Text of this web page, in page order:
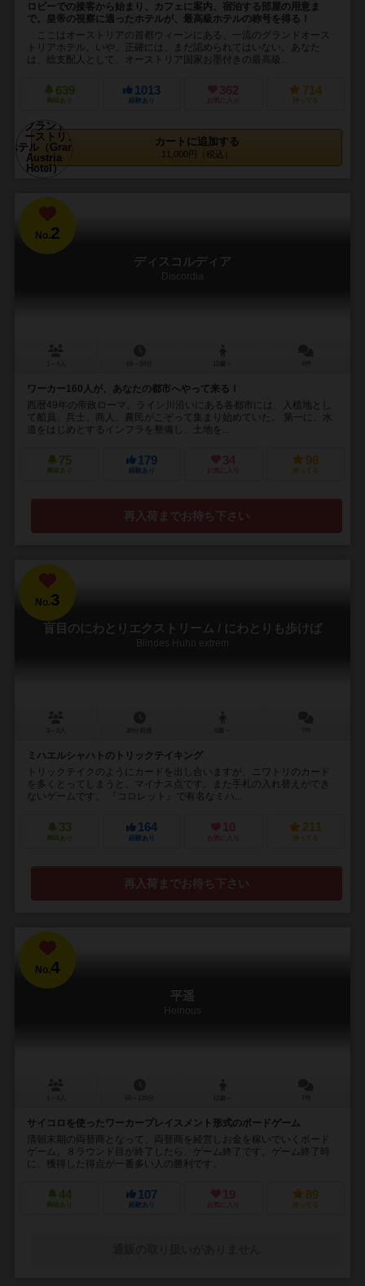
ロビーでの接客から始まり、カフェに案内、宿泊する部屋の用意ま
で。皇帝の視察に適ったホテルが、最高級ホテルの称号を得る！
ここはオーストリアの首都ウィーンにある、一流のグランドオース
トリアホテル。いや、正確には、まだ認められてはいない。あなた
は、総支配人として、オーストリア国家お墨付きの最高級...
639
興味あり
1013
経験あり
362
お気に入り
714
持ってる
カートに追加する
11,000円（税込）
No.2
ディスコルディア
Discordia
ワーカー160人が、あなたの都市へやって来る！
西暦49年の帝政ローマ。ライン川沿いにある各都市には、入植地とし
て船員、兵士、商人、農民がこぞって集まり始めていた。 第一に、水
道をはじめとするインフラを整備し、土地を...
75
興味あり
179
経験あり
34
お気に入り
96
持ってる
再入荷までお待ち下さい
No.3
盲目のにわとりエクストリーム / にわとりも歩けば
Blindes Huhn extrem
ミハエルシャハトのトリックテイキング
トリックテイクのようにカードを出し合いますが、ニワトリのカード
を多くとってしまうと、マイナス点です。また手札の入れ替えができ
ないゲームです。 『コロレット』で有名なミハ...
33
興味あり
164
経験あり
10
お気に入り
211
持ってる
再入荷までお待ち下さい
No.4
平遥
Heinous
サイコロを使ったワーカープレイスメント形式のボードゲーム
清朝末期の両替商となって、両替商を経営しお金を稼いでいくボード
ゲーム。８ラウンド目が終了したら、ゲーム終了です。ゲーム終了時
に、獲得した得点が一番多い人の勝利です。
44
興味あり
107
経験あり
19
お気に入り
89
持ってる